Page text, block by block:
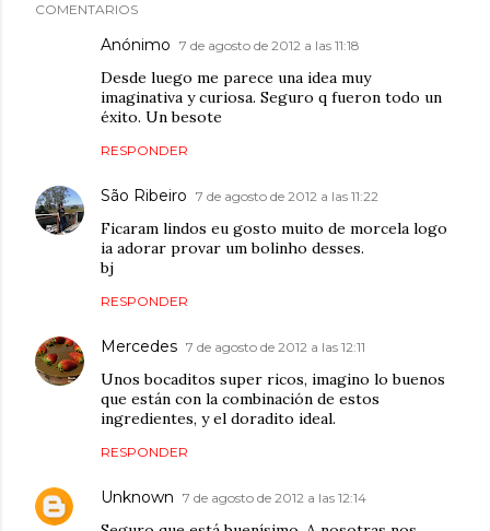
COMENTARIOS
Anónimo 7 de agosto de 2012 a las 11:18
Desde luego me parece una idea muy
imaginativa y curiosa. Seguro q fueron todo un
éxito. Un besote
RESPONDER
São Ribeiro 7 de agosto de 2012 a las 11:22
Ficaram lindos eu gosto muito de morcela logo
ia adorar provar um bolinho desses.
bj
RESPONDER
Mercedes 7 de agosto de 2012 a las 12:11
Unos bocaditos super ricos, imagino lo buenos
que están con la combinación de estos
ingredientes, y el doradito ideal.
RESPONDER
Unknown 7 de agosto de 2012 a las 12:14